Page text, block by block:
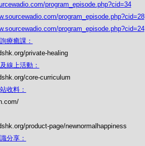
program_episode.php?cid=34
program_episode.php?cid=28
program_episode.php?cid=24
療癒課：
private-healing
線上活動：
core-curriculum
收料：
product-page/newnormalhappiness
分享：